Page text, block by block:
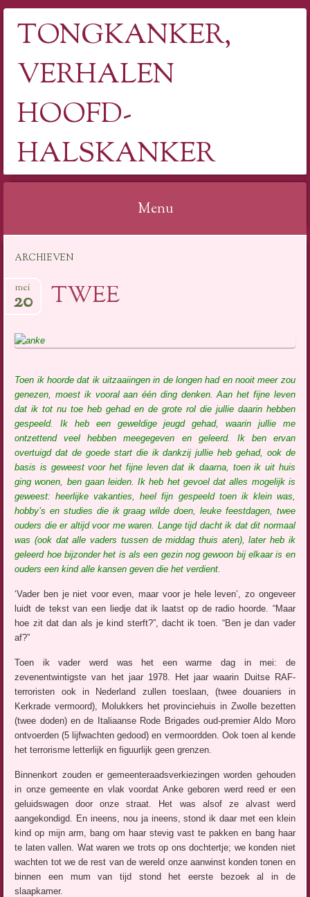
TONGKANKER,
VERHALEN
HOOFD-
HALSKANKER
Menu
inhoud
ARCHIEVEN
TWEE
mei
20
Toen ik hoorde dat ik uitzaaiingen in de longen had en nooit meer zou
genezen, moest ik vooral aan één ding denken. Aan het fijne leven
dat ik tot nu toe heb gehad en de grote rol die jullie daarin hebben
gespeeld. Ik heb een geweldige jeugd gehad, waarin jullie me
ontzettend veel hebben meegegeven en geleerd. Ik ben ervan
overtuigd dat de goede start die ik dankzij jullie heb gehad, ook de
basis is geweest voor het fijne leven dat ik daarna, toen ik uit huis
ging wonen, ben gaan leiden. Ik heb het gevoel dat alles mogelijk is
geweest: heerlijke vakanties, heel fijn gespeeld toen ik klein was,
hobby’s en studies die ik graag wilde doen, leuke feestdagen, twee
ouders die er altijd voor me waren. Lange tijd dacht ik dat dit normaal
was (ook dat alle vaders tussen de middag thuis aten), later heb ik
geleerd hoe bijzonder het is als een gezin nog gewoon bij elkaar is en
ouders een kind alle kansen geven die het verdient.
‘Vader ben je niet voor even, maar voor je hele leven’, zo ongeveer
luidt de tekst van een liedje dat ik laatst op de radio hoorde. “Maar
hoe zit dat dan als je kind sterft?”, dacht ik toen. “Ben je dan vader
af?”
Toen ik vader werd was het een warme dag in mei: de
zevenentwintigste van het jaar 1978. Het jaar waarin Duitse RAF-
terroristen ook in Nederland zullen toeslaan, (twee douaniers in
Kerkrade vermoord), Molukkers het provinciehuis in Zwolle bezetten
(twee doden) en de Italiaanse Rode Brigades oud-premier Aldo Moro
ontvoerden (5 lijfwachten gedood) en vermoordden. Ook toen al kende
het terrorisme letterlijk en figuurlijk geen grenzen.
Binnenkort zouden er gemeenteraadsverkiezingen worden gehouden
in onze gemeente en vlak voordat Anke geboren werd reed er een
geluidswagen door onze straat. Het was alsof ze alvast werd
aangekondigd. En ineens, nou ja ineens, stond ik daar met een klein
kind op mijn arm, bang om haar stevig vast te pakken en bang haar
te laten vallen. Wat waren we trots op ons dochtertje; we konden niet
wachten tot we de rest van de wereld onze aanwinst konden tonen en
binnen een mum van tijd stond het eerste bezoek al in de
slaapkamer.